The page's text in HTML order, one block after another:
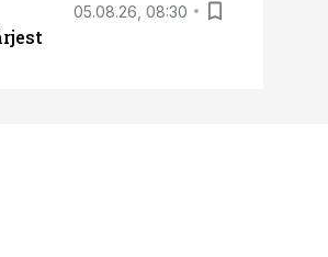
05.08.26, 08:30